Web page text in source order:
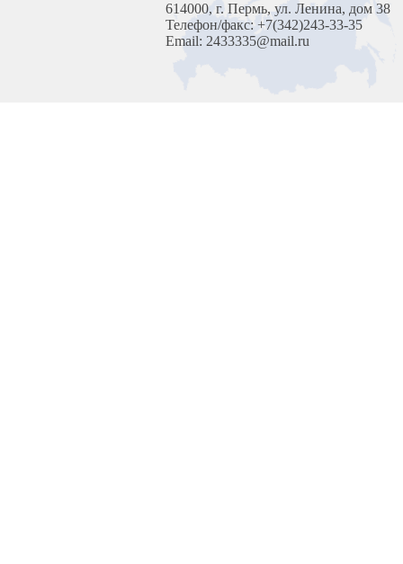
614000, г. Пермь, ул. Ленина, дом 38
Телефон/факс: +7(342)243-33-35
Email: 2433335@mail.ru